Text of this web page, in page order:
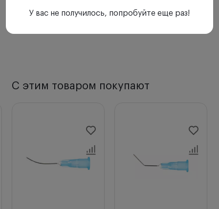
С этим товаром покупают
У вас не получилось, попробуйте еще раз!